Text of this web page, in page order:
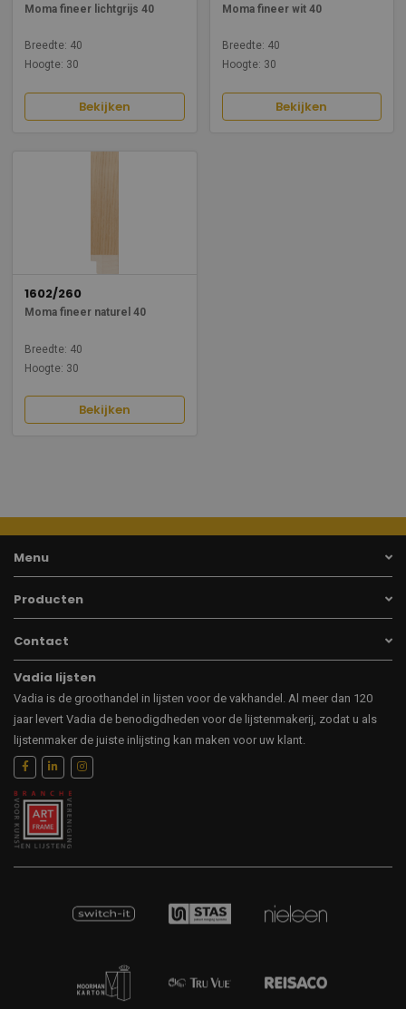
Moma fineer lichtgrijs 40
Breedte: 40
Hoogte: 30
Bekijken
Moma fineer wit 40
Breedte: 40
Hoogte: 30
Bekijken
1602/260
Moma fineer naturel 40
Breedte: 40
Hoogte: 30
Bekijken
Menu
Producten
Contact
Vadia lijsten
Vadia is de groothandel in lijsten voor de vakhandel. Al meer dan 120
jaar levert Vadia de benodigdheden voor de lijstenmakerij, zodat u als
lijstenmaker de juiste inlijsting kan maken voor uw klant.